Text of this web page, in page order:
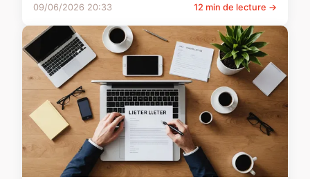
09/06/2026 20:33 12 min de lecture →